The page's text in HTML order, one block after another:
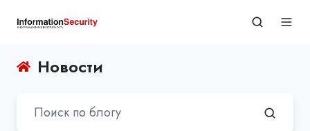
Новости